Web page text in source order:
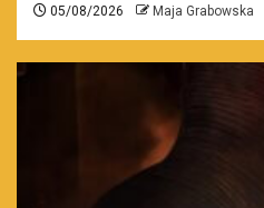
05/08/2026 Maja Grabowska